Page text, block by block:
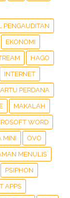
PENGAUDITAN
EKONOMI
HAGO
INTERNET
PERDANA
MAKALAH
WORD
MINI OVO
MENULIS
PSIPHON
APPS